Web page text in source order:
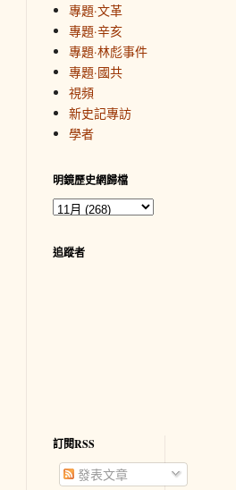
專題·文革
專題·辛亥
專題·林彪事件
專題·國共
視頻
新史記專訪
學者
明鏡歷史網歸檔
追蹤者
訂閱RSS
發表文章